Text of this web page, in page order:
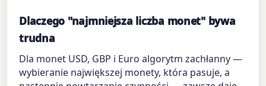
Dlaczego "najmniejsza liczba monet" bywa
trudna
Dla monet USD, GBP i Euro algorytm zachłanny —
wybieranie największej monety, która pasuje, a